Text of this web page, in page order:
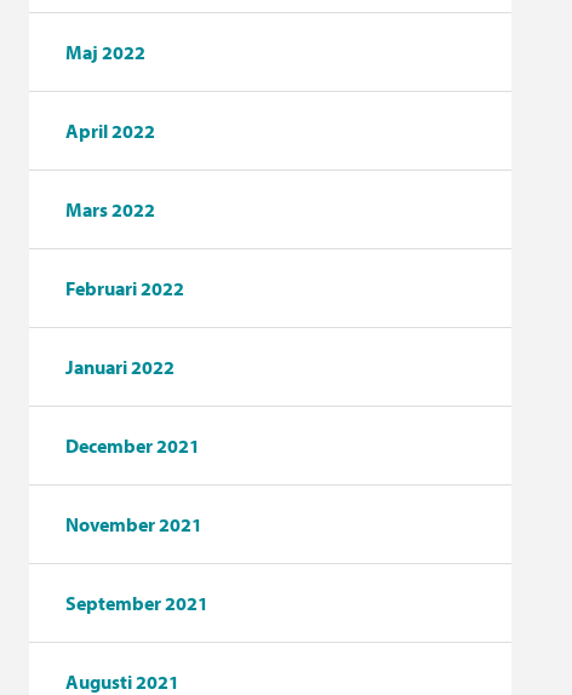
Maj 2022
April 2022
Mars 2022
Februari 2022
Januari 2022
December 2021
November 2021
September 2021
Augusti 2021